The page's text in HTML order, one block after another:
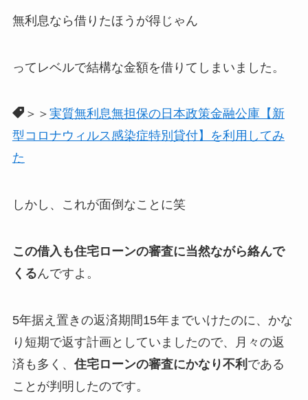
無利息なら借りたほうが得じゃん
ってレベルで結構な金額を借りてしまいました。
＞＞ 実質無利息無担保の日本政策金融公庫【新
型コロナウィルス感染症特別貸付】を利用してみ
た
しかし、これが面倒なことに笑
この借入も住宅ローンの審査に当然ながら絡んで
くるんですよ。
5年据え置きの返済期間15年までいけたのに、かな
り短期で返す計画としていましたので、月々の返
済も多く、 住宅ローンの審査にかなり不利 である
ことが判明したのです。